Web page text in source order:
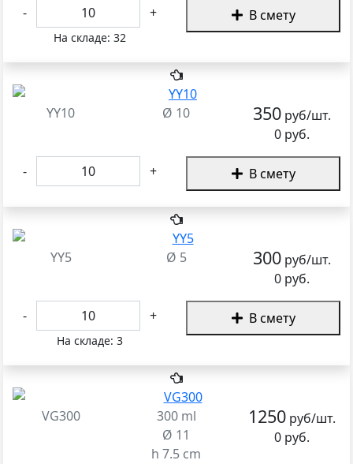
- +
На складе: 32
В смету
YY10 Ø 10 350 руб/шт.
0 руб.
- + В смету
YY5 Ø 5 300 руб/шт.
0 руб.
- +
На складе: 3
В смету
VG300
300 ml
Ø 11
h 7.5 cm
1250 руб/шт.
0 руб.